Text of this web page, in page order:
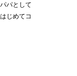
パとして
じめてコ